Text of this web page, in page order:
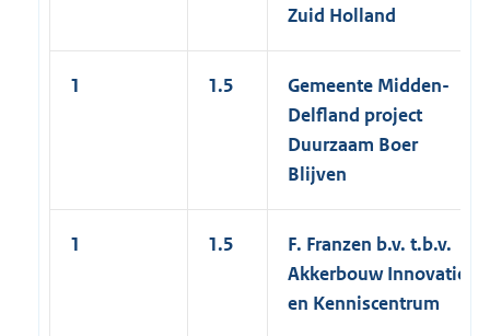
Zuid Holland
1 1.5
Gemeente Midden-
Delfland project
Duurzaam Boer
Blijven
1 1.5
F. Franzen b.v. t.b.v.
Akkerbouw Innovatie
en Kenniscentrum